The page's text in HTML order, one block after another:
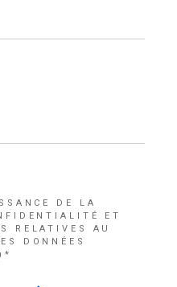
DE LA
ET
RELATIVES AU
DONNÉES